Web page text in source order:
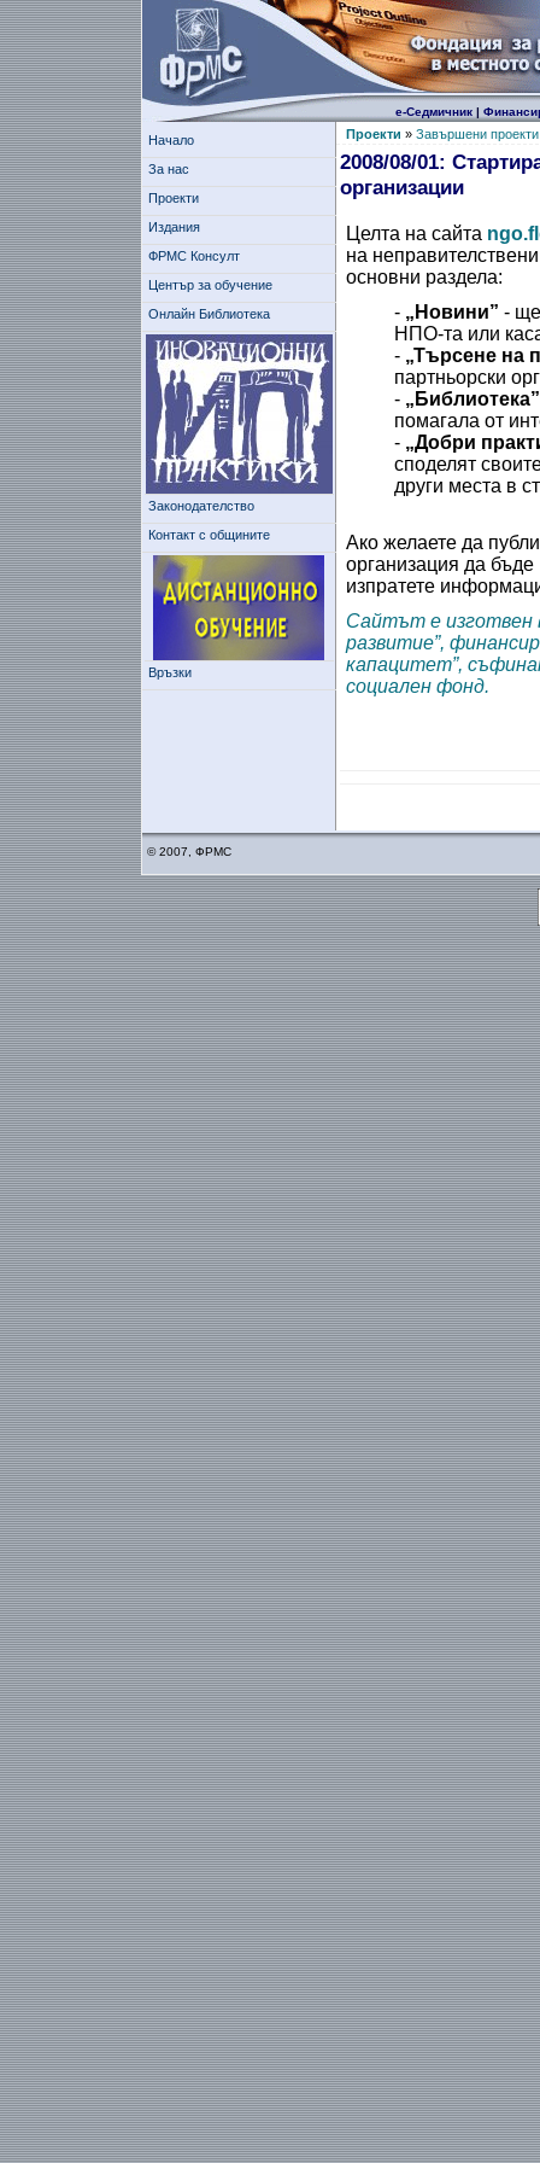
е-Седмичник|
Начало
За нас
Проекти
Издания
ФРМС Консулт
Център за обучение
Онлайн Библиотека
Законодателство
Контакт с общините
Връзки
Проекти » Завършени проекти
2008/08/01:
организации
Целта на сайта
на
основни раздела:
- „Новини” - ще
НПО-та или
- „Търсене на
партньорски
- „Библиотека”
помагала от
- „Добри
споделят
други места в
Ако желаете да
организация да
изпратете
Сайтът е изготвен
развитие”,
капацитет”,
социален фонд.
© 2007, ФРМС